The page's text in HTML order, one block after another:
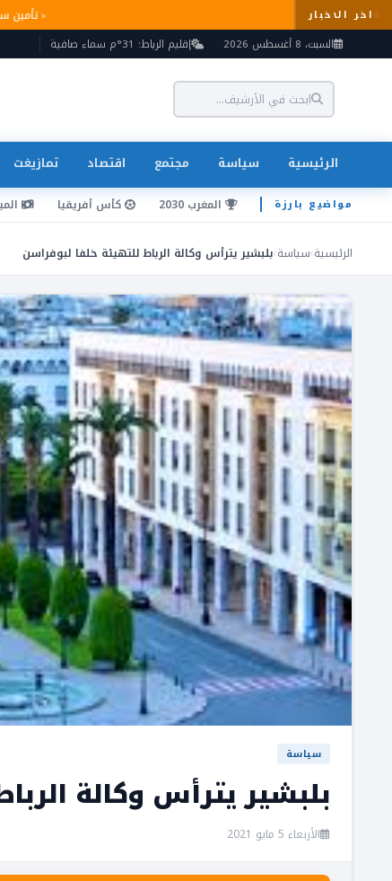
اخر الاخبار
السبت، 8 أغسطس 2026
إقليم الرباط: 31°م سماء صافية
الرئيسية سياسة مجتمع اقتصاد تمازيغت
مواضيع بارزة المغرب 2030 كأس أفريقيا
الرئيسية›سياسة›بلبشير يترأس وكالة الرباط للتهيئة خلفا لبوفراسن
سياسة
بلبشير يترأس وكالة
الأربعاء 5 مايو 2021